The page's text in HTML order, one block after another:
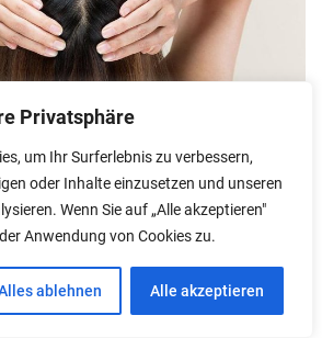
Privatsphäre
um Ihr Surferlebnis zu verbessern,
oder Inhalte einzusetzen und unseren
Wenn Sie auf „Alle akzeptieren"
Anwendung von Cookies zu.
ablehnen Alle akzeptieren
Freund oder Feind?
byCostin